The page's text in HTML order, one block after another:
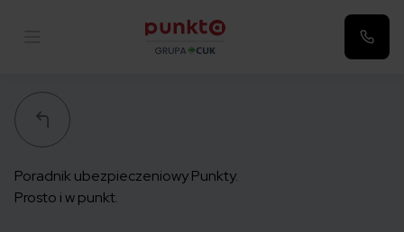
Poradnik ubezpieczeniowy Punkty.
Prosto i w punkt.